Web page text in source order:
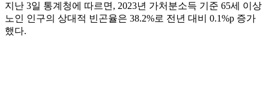
지난 3일 통계청에 따르면, 2023년 가처분소득 기준 65세 이상
노인 인구의 상대적 빈곤율은 38.2%로 전년 대비 0.1%p 증가
했다.